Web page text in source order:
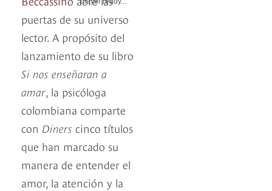
puertas de su universo
lector. A propósito del
lanzamiento de su libro
Si nos enseñaran a
amar, la psicóloga
colombiana comparte
con Diners cinco títulos
que han marcado su
manera de entender el
amor, la atención y la